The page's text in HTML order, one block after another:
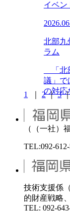
イベン
北部九
ラム
「北
議」で
の対応
1 2｜3
（（一社）
TEL:092-
技術支援係
的財産戦略
TEL: 092-